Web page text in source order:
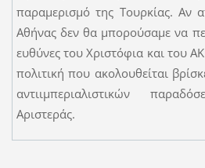
παραμερισμό της Τουρκίας. Αν
Αθήνας δεν θα μπορούσαμε να
ευθύνες του Χριστόφια και του
πολιτική που ακολουθείται
αντιιμπεριαλιστικών
Αριστεράς.